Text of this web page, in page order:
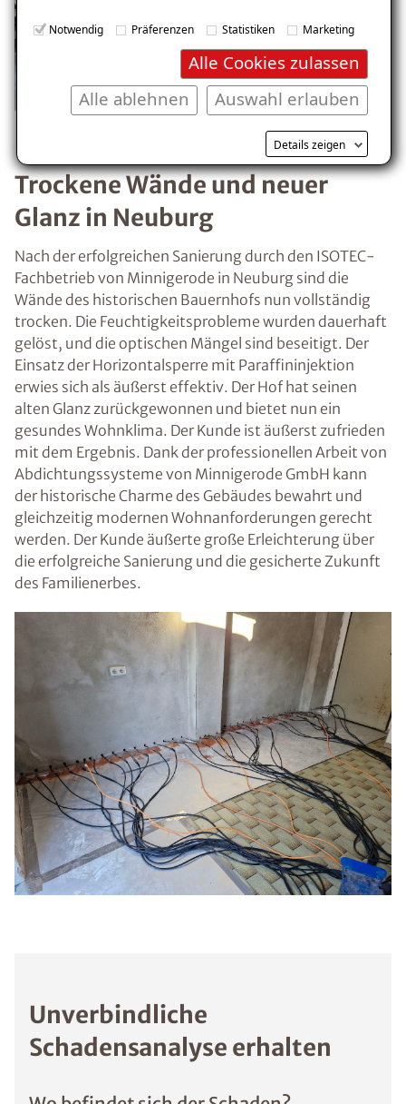
Notwendig Präferenzen Statistiken Marketing
Alle Cookies zulassen
Auswahl erlauben
Alle ablehnen
Details zeigen
Trockene Wände und neuer
Glanz in Neuburg
Nach der erfolgreichen Sanierung durch den ISOTEC-
Fachbetrieb von Minnigerode in Neuburg sind die
Wände des historischen Bauernhofs nun vollständig
trocken. Die Feuchtigkeitsprobleme wurden dauerhaft
gelöst, und die optischen Mängel sind beseitigt. Der
Einsatz der Horizontalsperre mit Paraffininjektion
erwies sich als äußerst effektiv. Der Hof hat seinen
alten Glanz zurückgewonnen und bietet nun ein
gesundes Wohnklima. Der Kunde ist äußerst zufrieden
mit dem Ergebnis. Dank der professionellen Arbeit von
Abdichtungssysteme von Minnigerode GmbH kann
der historische Charme des Gebäudes bewahrt und
gleichzeitig modernen Wohnanforderungen gerecht
werden. Der Kunde äußerte große Erleichterung über
die erfolgreiche Sanierung und die gesicherte Zukunft
des Familienerbes.
Unverbindliche
Schadensanalyse erhalten
E-Mail eingeben
Kostenlosen Ratgeber anfordern
Voraussetzung für den Erhalt des kostenfreien
Ratgebers ist die Anmeldung zu unserem Newsletter.